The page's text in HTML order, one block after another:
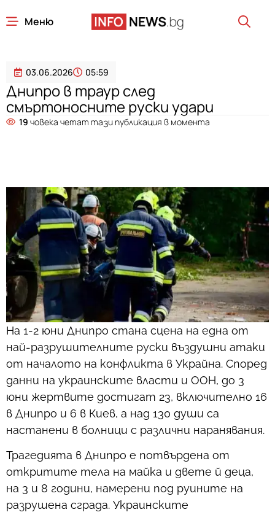
Меню
03.06.2026 05:59
Днипро в траур след
смъртоносните руски удари
19 човека четат тази публикация в момента
На 1-2 юни Днипро стана сцена на една от
най-разрушителните руски въздушни атаки
от началото на конфликта в Украйна. Според
данни на украинските власти и ООН, до 3
юни жертвите достигат 23, включително 16
в Днипро и 6 в Киев, а над 130 души са
настанени в болници с различни наранявания.
Трагедията в Днипро е потвърдена от
откритите тела на майка и двете й деца,
на 3 и 8 години, намерени под руините на
разрушена сграда. Украинските